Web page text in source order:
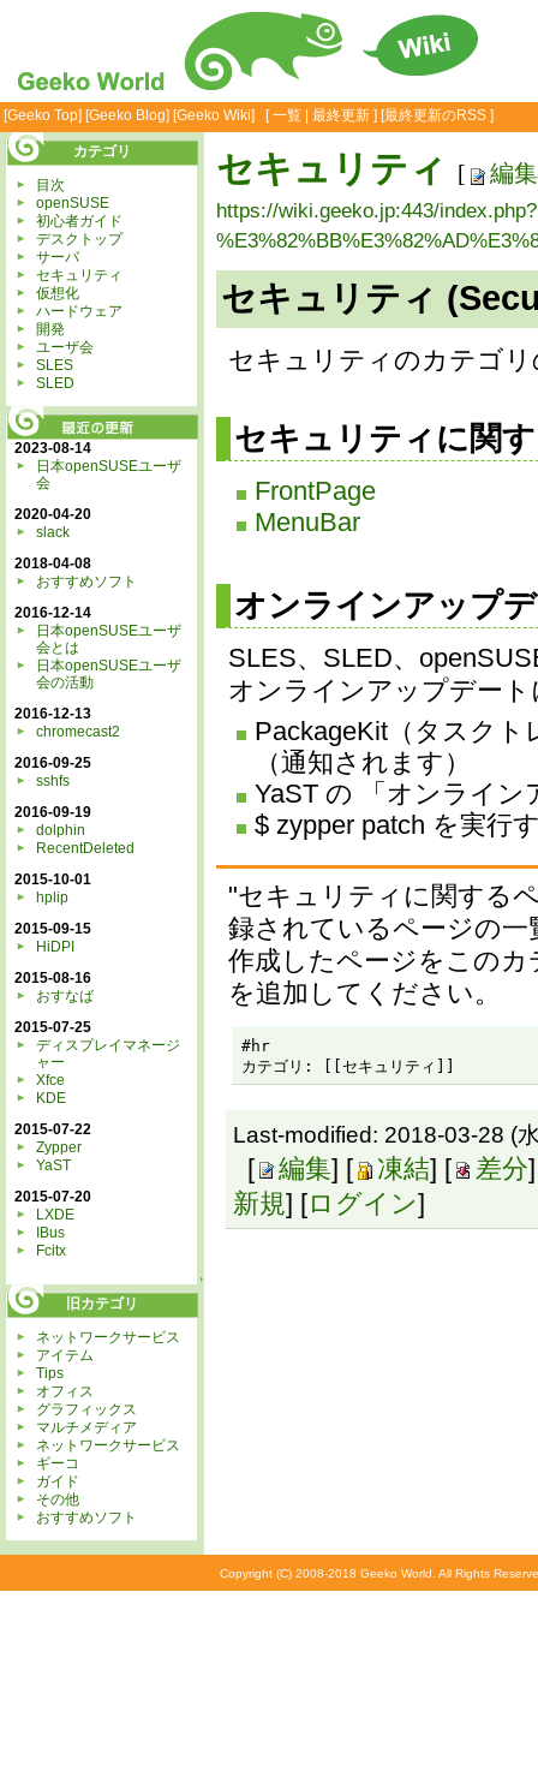
[Geeko Top] [Geeko Blog] [Geeko Wiki] [一覧 最終更新 ] [最終更新のRSS ]
セキュリティ [ 編集
https://wiki.geeko.jp:443/index.php?
セキュリティ
セキュリティのカテゴ
セキュリティに関
FrontPage
MenuBar
オンラインアップ
SLES、SLED、
オンラインアップデー
PackageKit（タスク
（通知されます）
YaST の 「オンライ
$ zypper patch を実行
"セキュリティに関する
録されているページの
作成したページをこの
を追加してください。
#hr
カテゴリ: [[セキュリティ]]
Last-modified: 2018-03-28 (
[ 編集] [ 凍結] [ 差分
新規] [ログイン]
カテゴリ
目次
openSUSE
初心者ガイド
デスクトップ
サーバ
セキュリティ
仮想化
ハードウェア
開発
ユーザ会
SLES
SLED
2023-08-14
日本openSUSEユーザ
会
2020-04-20
slack
2018-04-08
おすすめソフト
2016-12-14
日本openSUSEユーザ
会とは
日本openSUSEユーザ
会の活動
2016-12-13
chromecast2
2016-09-25
sshfs
2016-09-19
dolphin
RecentDeleted
2015-10-01
hplip
2015-09-15
HiDPI
2015-08-16
おすなば
2015-07-25
ディスプレイマネージ
ャー
Xfce
KDE
2015-07-22
Zypper
YaST
2015-07-20
LXDE
IBus
Fcitx
↑
旧カテゴリ
ネットワークサービス
アイテム
Tips
オフィス
グラフィックス
マルチメディア
ネットワークサービス
ギーコ
ガイド
その他
おすすめソフト
Copyright (C) 2008-2018 Geeko World. All Rights